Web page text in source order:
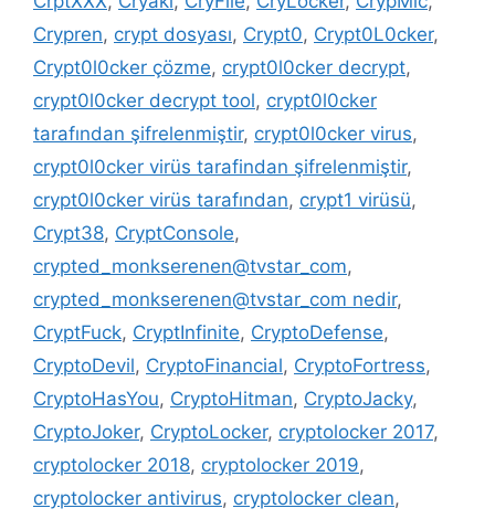
Crypren, crypt dosyası, Crypt0, Crypt0L0cker,
Crypt0l0cker çözme, crypt0l0cker decrypt,
crypt0l0cker decrypt tool, crypt0l0cker
tarafından şifrelenmiştir, crypt0l0cker virus,
crypt0l0cker virüs tarafindan şifrelenmiştir,
crypt0l0cker virüs tarafından, crypt1 virüsü,
Crypt38, CryptConsole,
crypted_monkserenen@tvstar_com,
crypted_monkserenen@tvstar_com nedir,
CryptFuck, CryptInfinite, CryptoDefense,
CryptoDevil, CryptoFinancial, CryptoFortress,
CryptoHasYou, CryptoHitman, CryptoJacky,
CryptoJoker, CryptoLocker, cryptolocker 2017,
cryptolocker 2018, cryptolocker 2019,
cryptolocker antivirus, cryptolocker clean,